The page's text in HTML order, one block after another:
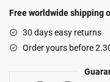
Cowcow
Cupide
Free worldwide shipping
30 days easy returns
Order yours before